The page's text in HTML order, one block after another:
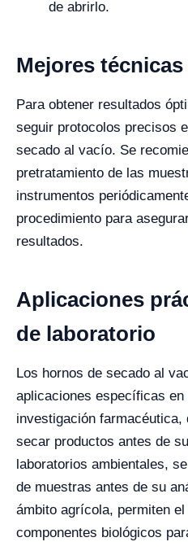
de abrirlo.
Mejores
Para obtener resultados
seguir protocolos precisos
secado al vacío. Se
pretratamiento de las
instrumentos
procedimiento para
resultados.
Aplicaciones
de laboratorio
Los hornos de secado al
aplicaciones específicas en
investigación farmacéutica,
secar productos antes de
laboratorios ambientales,
de muestras antes de su
ámbito agrícola, permiten
componentes biológicos